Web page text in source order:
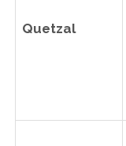
Quetzal